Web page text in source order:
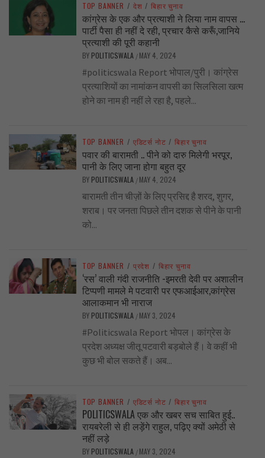
TOP BANNER / देश / बिहार चुनाव
कांग्रेस के एक और प्रत्याशी ने लिया नाम वापस …
पार्टी पैसा ही नहीं दे रही, प्रचार कैसे करूँ,जानिये
प्रत्याशी की पूरी कहानी
BY POLITICSWALA / MAY 4, 2024
#politicswala Report भोपाल/पुरी। कांग्रेस
प्रत्याशियों का नामांकन वापसी का सिलसिला खत्म
होने का नाम ही नहीं ले रहा है, पहले...
TOP BANNER / एडिटर्स नोट / बिहार चुनाव
पवार की बारामती .. पीने को दारु मिलेगी भरपूर,
पानी के लिए जाना होगा बहुत दूर
BY POLITICSWALA / MAY 4, 2024
बारामती तीन चीज़ों के लिए प्रसिद्द है शरद, शुगर,
शराब। पर जनता पिछले तीन दशक से पीने के पानी
को...
TOP BANNER / प्रदेश / बिहार चुनाव
‘रस’ वाली गंदी राजनीति -इमरती देवी पर अशालीन
टिप्पणी मामले मे पटवारी पर एफआईआर,कांग्रेस
आलाकमान भी नाराज
BY POLITICSWALA / MAY 3, 2024
#Politicswala Report भोपल। कांग्रेस के
प्रदेश अध्यक्ष जीतू पटवारी बड़बोले हैं। वे कहीं भी
कुछ भी बोल सकते हैं। अब...
TOP BANNER / एडिटर्स नोट / बिहार चुनाव
POLITICSWALA एक और खबर सच साबित हुई..
रायबरेली से ही लड़ेंगे राहुल, पढ़िए क्यों अमेठी से
नहीं लड़े
BY POLITICSWALA / MAY 3, 2024